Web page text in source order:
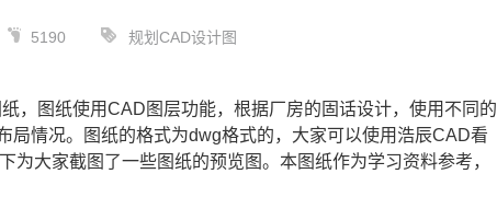
5190 规划CAD设计图
纸，图纸使用CAD图层功能，根据厂房的固话设计，使用不同的
局情况。
图纸的格式为dwg格式的，大家可以使用浩辰CAD看
为大家截图了一些图纸的预览图。本图纸作为学习资料参考，